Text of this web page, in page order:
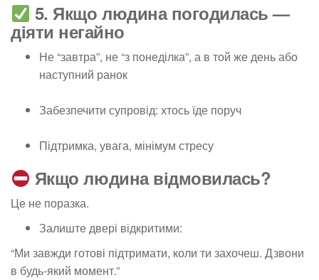
5. Якщо людина погодилась —
діяти негайно
Не “завтра”, не “з понеділка”, а в той же день або
наступний ранок
Забезпечити супровід: хтось їде поруч
Підтримка, увага, мінімум стресу
Якщо людина відмовилась?
Це не поразка.
Залиште двері відкритими:
“Ми завжди готові підтримати, коли ти захочеш. Дзвони
в будь-який момент.”